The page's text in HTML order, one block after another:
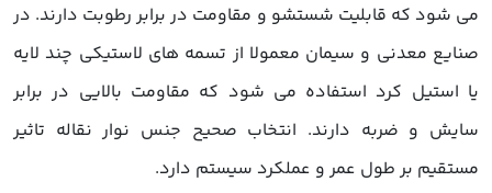
می شود که قابلیت شستشو و مقاومت در برابر رطوبت دارند. در
صنایع معدنی و سیمان معمولا از تسمه های لاستیکی چند لایه
یا استیل کرد استفاده می شود که مقاومت بالایی در برابر
سایش و ضربه دارند. انتخاب صحیح جنس نوار نقاله تاثیر
مستقیم بر طول عمر و عملکرد سیستم دارد.